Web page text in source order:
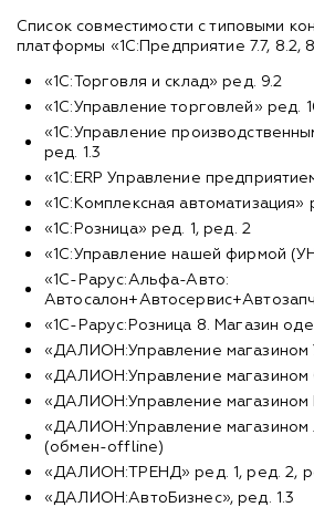
Список совместимости с типовыми
платформы «1С:Предприятие 7.7, 8.2,
«1С:Торговля и склад» ред. 9.2
«1С:Управление торговлей» ред.
«1С:Управление
ред. 1.3
«1С:ERP Управление
«1С:Комплексная автоматизация»
«1С:Розница» ред. 1, ред. 2
«1С:Управление нашей фирмой
«1С-Рарус:Альфа-Авто:
«1С-Рарус:Розница 8. Магазин
«ДАЛИОН:Управление магазином
«ДАЛИОН:Управление магазином
«ДАЛИОН:Управление магазином
«ДАЛИОН:Управление магазином
(обмен-offline)
«ДАЛИОН:ТРЕНД» ред. 1, ред. 2,
«ДАЛИОН:АвтоБизнес», ред. 1.3